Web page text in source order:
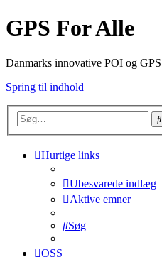
GPS For Alle
Danmarks innovative POI og
Spring til indhold
Hurtige links
Ubesvarede indlæg
Aktive emner
Søg
OSS